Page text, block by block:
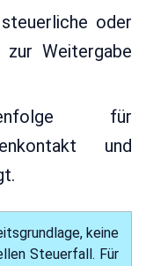
oder
Weitergabe
für
und
keine
Steuerfall. Für